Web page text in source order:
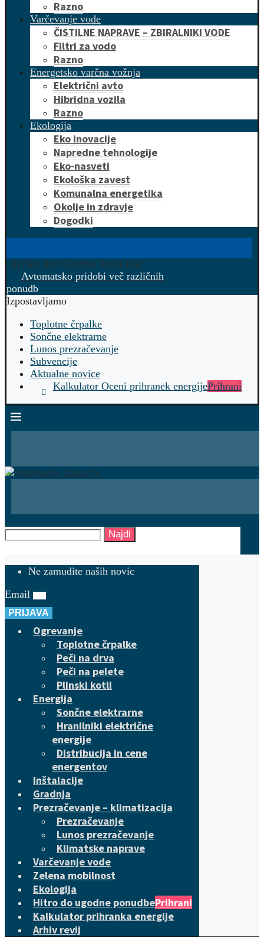
Razno
Varčevanje vode
ČISTILNE NAPRAVE – ZBIRALNIKI VODE
Filtri za vodo
Razno
Energetsko varčna vožnja
Električni avto
Hibridna vozila
Razno
Ekologija
Eko inovacije
Napredne tehnologije
Eko-nasveti
Ekološka zavest
Komunalna energetika
Okolje in zdravje
Dogodki
HITRO DO UGODNE PONUDBE
Avtomatsko pridobi več različnih
ponudb
Izpostavljamo
Toplotne črpalke
Sončne elektrarne
Lunos prezračevanje
Subvencije
Aktualne novice
Kalkulator Oceni prihranek energijePrihrani
Najdi
Ne zamudite naših novic
Email
PRIJAVA
Ogrevanje
Toplotne črpalke
Peči na drva
Peči na pelete
Plinski kotli
Energija
Sončne elektrarne
Hranilniki električne
energije
Distribucija in cene
energentov
Inštalacije
Gradnja
Prezračevanje – klimatizacija
Prezračevanje
Lunos prezračevanje
Klimatske naprave
Varčevanje vode
Zelena mobilnost
Ekologija
Hitro do ugodne ponudbePrihrani
Kalkulator prihranka energije
Arhiv revij